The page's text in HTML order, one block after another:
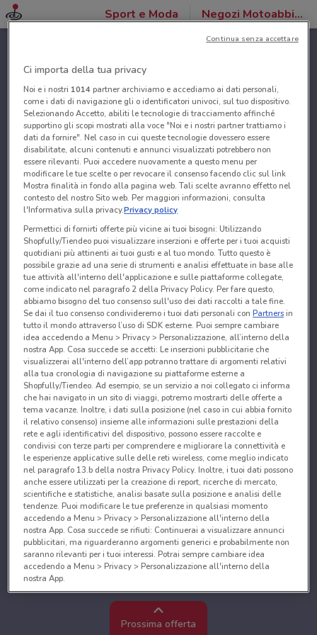
Sport e Moda Negozi Motoabbigliamento
Prossima offerta
Ci importa della tua privacy
Noi e i nostri 1014partner archiviamo e accediamo ai dati personali,
come i dati di navigazione gli o identificatori univoci, sul tuo dispositivo.
Selezionando Accetto, abiliti le tecnologie di tracciamento affinché
supportino gli scopi mostrati alla voce "Noi e i nostri partner trattiamo i
dati da fornire". Nel caso in cui queste tecnologie dovessero essere
disabilitate, alcuni contenuti e annunci visualizzati potrebbero non
essere rilevanti. Puoi accedere nuovamente a questo menu per
modificare le tue scelte o per revocare il consenso facendo clic sul link
Mostra finalità in fondo alla pagina web. Tali scelte avranno effetto nel
contesto del nostro Sito web. Per maggiori informazioni, consulta
l'Informativa sulla privacy.Privacy policy
Permettici di fornirti offerte più vicine ai tuoi bisogni: Utilizzando
Shopfully/Tiendeo puoi visualizzare inserzioni e offerte per i tuoi acquisti
quotidiani più attinenti ai tuoi gusti e al tuo mondo. Tutto questo è
possibile grazie ad una serie di strumenti e analisi effettuate in base alle
tue attività all'interno dell'applicazione e sulle piattaforme collegate,
come indicato nel paragrafo 2 della Privacy Policy. Per fare questo,
abbiamo bisogno del tuo consenso sull'uso dei dati raccolti a tale fine.
Se dai il tuo consenso condivideremo i tuoi dati personali conPartnersin
tutto il mondo attraverso l’uso di SDK esterne. Puoi sempre cambiare
idea accedendo a Menu > Privacy > Personalizzazione, all’interno della
nostra App. Cosa succede se accetti: Le inserzioni pubblicitarie che
visualizzerai all'interno dell’app potranno trattare di argomenti relativi
alla tua cronologia di navigazione su piattaforme esterne a
Shopfully/Tiendeo. Ad esempio, se un servizio a noi collegato ci informa
che hai navigato in un sito di viaggi, potremo mostrarti delle offerte a
tema vacanze. Inoltre, i dati sulla posizione (nel caso in cui abbia fornito
il relativo consenso) insieme alle informazioni sulle prestazioni della
rete e agli identificativi del dispositivo, possono essere raccolte e
condivisi con terze parti per comprendere e migliorare la connettività e
le esperienze applicative sulle delle reti wireless, come meglio indicato
nel paragrafo 13.b della nostra Privacy Policy. Inoltre, i tuoi dati possono
anche essere utilizzati per la creazione di report, ricerche di mercato,
scientifiche e statistiche, analisi basate sulla posizione e analisi delle
tendenze. Puoi modificare le tue preferenze in qualsiasi momento
accedendo a Menu > Privacy > Personalizzazione all'interno della
nostra App. Cosa succede se rifiuti: Continuerai a visualizzare annunci
pubblicitari, ma riguarderanno argomenti generici e probabilmente non
saranno rilevanti per i tuoi interessi. Potrai sempre cambiare idea
accedendo a Menu > Privacy > Personalizzazione all'interno della
nostra App.
Noi e i nostri partner trattiamo i dati per fornire:
Utilizzare dati di geolocalizzazione precisi. Scansione attiva delle
caratteristiche del dispositivo ai fini dell’identificazione. Archiviare
Continua senza accettare